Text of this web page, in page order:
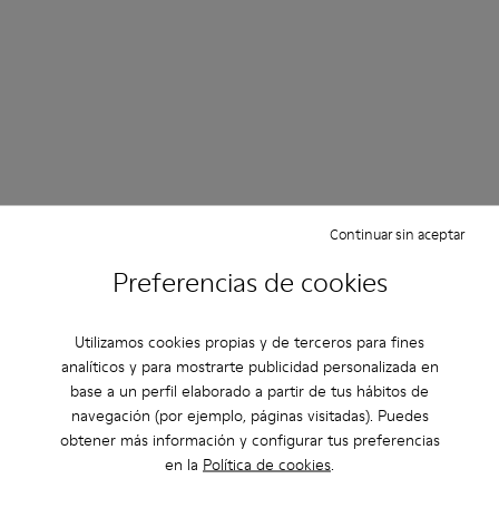
Preferencias de cookies
Utilizamos cookies propias y de terceros para fines
analíticos y para mostrarte publicidad personalizada en
base a un perfil elaborado a partir de tus hábitos de
navegación (por ejemplo, páginas visitadas). Puedes
obtener más información y configurar tus preferencias
en la Política de cookies.
Continuar sin aceptar